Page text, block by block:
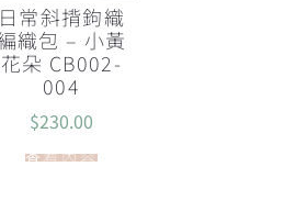
日常斜揹鉤織
織包 – 小黃
花朵 CB002-
004
$230.00
查看內容